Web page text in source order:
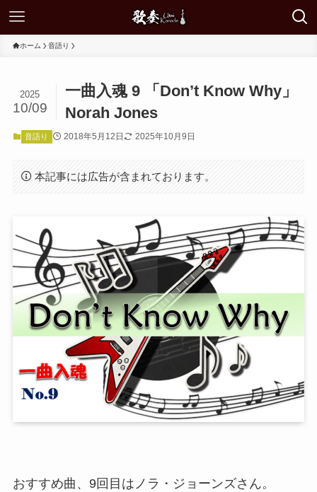
ホーム 音語り
一曲入魂 9 「Don’t Know Why」
Norah Jones
2025
10/09
音語り 2018年5月12日 2025年10月9日
本記事には広告が含まれております。
おすすめ曲、9回目はノラ・ジョーンズさん。